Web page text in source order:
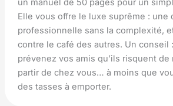
un manuel de 50 pages pour un
Elle vous offre le luxe suprême : une
professionnelle sans la complexité,
contre le café des autres. Un conseil
prévenez vos amis qu’ils risquent
partir de chez vous… à moins que
des tasses à emporter.